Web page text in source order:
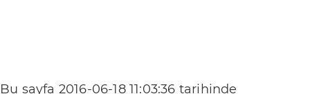
i
Bu sayfa 2016-06-18 11:03:36 tarihinde